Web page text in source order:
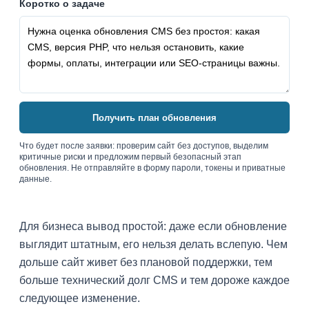
Коротко о задаче
Получить план обновления
Что будет после заявки: проверим сайт без доступов, выделим
критичные риски и предложим первый безопасный этап
обновления. Не отправляйте в форму пароли, токены и приватные
данные.
Для бизнеса вывод простой: даже если обновление
выглядит штатным, его нельзя делать вслепую. Чем
дольше сайт живет без плановой поддержки, тем
больше технический долг CMS и тем дороже каждое
следующее изменение.